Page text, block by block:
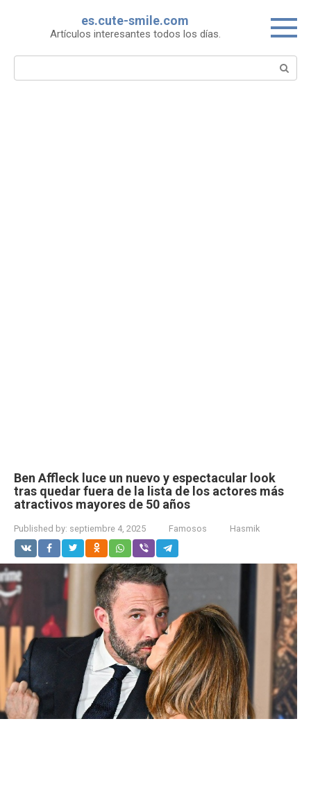
es.cute-smile.com
Artículos interesantes todos los días.
Search:
Ben Affleck luce un nuevo y espectacular look
tras quedar fuera de la lista de los actores más
atractivos mayores de 50 años
Published by: septiembre 4, 2025 Famosos Hasmik